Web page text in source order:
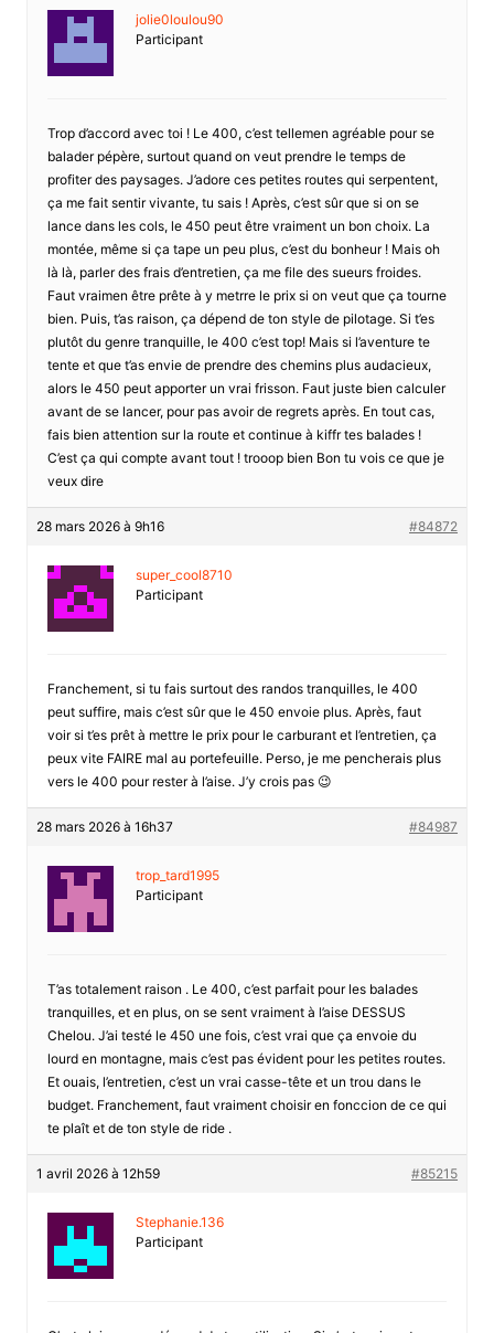
jolie0loulou90
Participant
Trop d’accord avec toi ! Le 400, c’est tellemen agréable pour se
balader pépère, surtout quand on veut prendre le temps de
profiter des paysages. J’adore ces petites routes qui serpentent,
ça me fait sentir vivante, tu sais ! Après, c’est sûr que si on se
lance dans les cols, le 450 peut être vraiment un bon choix. La
montée, même si ça tape un peu plus, c’est du bonheur ! Mais oh
là là, parler des frais d’entretien, ça me file des sueurs froides.
Faut vraimen être prête à y metrre le prix si on veut que ça tourne
bien. Puis, t’as raison, ça dépend de ton style de pilotage. Si t’es
plutôt du genre tranquille, le 400 c’est top! Mais si l’aventure te
tente et que t’as envie de prendre des chemins plus audacieux,
alors le 450 peut apporter un vrai frisson. Faut juste bien calculer
avant de se lancer, pour pas avoir de regrets après. En tout cas,
fais bien attention sur la route et continue à kiffr tes balades !
C’est ça qui compte avant tout ! trooop bien Bon tu vois ce que je
veux dire
28 mars 2026 à 9h16 #84872
super_cool8710
Participant
Franchement, si tu fais surtout des randos tranquilles, le 400
peut suffire, mais c’est sûr que le 450 envoie plus. Après, faut
voir si t’es prêt à mettre le prix pour le carburant et l’entretien, ça
peux vite FAIRE mal au portefeuille. Perso, je me pencherais plus
vers le 400 pour rester à l’aise. J’y crois pas 😉
28 mars 2026 à 16h37 #84987
trop_tard1995
Participant
T’as totalement raison . Le 400, c’est parfait pour les balades
tranquilles, et en plus, on se sent vraiment à l’aise DESSUS
Chelou. J’ai testé le 450 une fois, c’est vrai que ça envoie du
lourd en montagne, mais c’est pas évident pour les petites routes.
Et ouais, l’entretien, c’est un vrai casse-tête et un trou dans le
budget. Franchement, faut vraiment choisir en fonccion de ce qui
te plaît et de ton style de ride .
1 avril 2026 à 12h59 #85215
Stephanie.136
Participant